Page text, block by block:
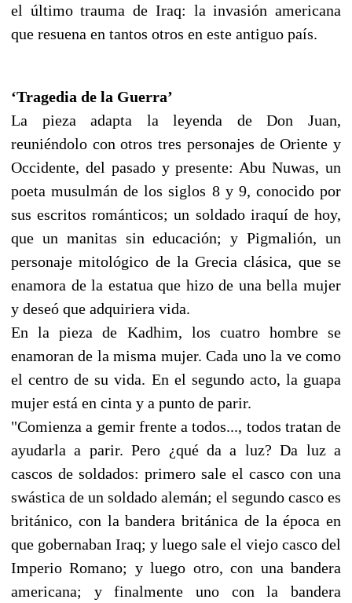
el último trauma de Iraq: la invasión americana
que resuena en tantos otros en este antiguo país.
‘Tragedia de la Guerra’
La pieza adapta la leyenda de Don Juan,
reuniéndolo con otros tres personajes de Oriente y
Occidente, del pasado y presente: Abu Nuwas, un
poeta musulmán de los siglos 8 y 9, conocido por
sus escritos románticos; un soldado iraquí de hoy,
que un manitas sin educación; y Pigmalión, un
personaje mitológico de la Grecia clásica, que se
enamora de la estatua que hizo de una bella mujer
y deseó que adquiriera vida.
En la pieza de Kadhim, los cuatro hombre se
enamoran de la misma mujer. Cada uno la ve como
el centro de su vida. En el segundo acto, la guapa
mujer está en cinta y a punto de parir.
"Comienza a gemir frente a todos..., todos tratan de
ayudarla a parir. Pero ¿qué da a luz? Da luz a
cascos de soldados: primero sale el casco con una
swástica de un soldado alemán; el segundo casco es
británico, con la bandera británica de la época en
que gobernaban Iraq; y luego sale el viejo casco del
Imperio Romano; y luego otro, con una bandera
americana; y finalmente uno con la bandera